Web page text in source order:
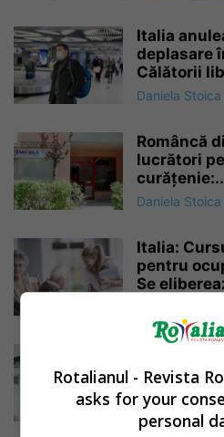
Italia
deplasare
Călătorii
Daniela Stoica
Româncă
lucrători
Daniela Stoica
Italia:
pentru
Se
care își
Daniela Stoica
Rotalianul - Revista
asks for your
personal